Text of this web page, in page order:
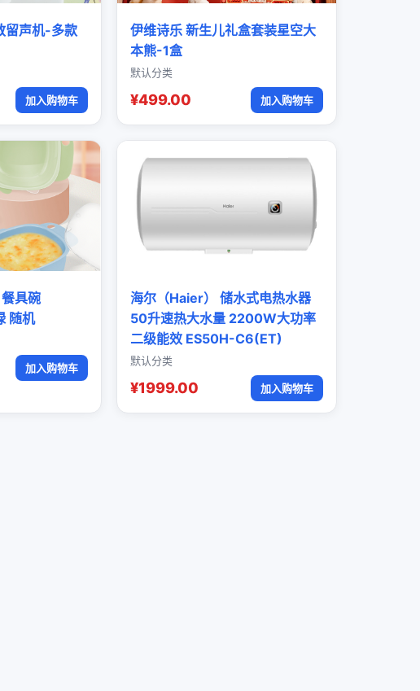
留声机-多款
加入购物车
伊维诗乐 新生儿礼盒套装星空大
本熊-1盒
默认分类
¥499.00 加入购物车
具碗
随机
加入购物车
海尔（Haier） 储水式电热水器
50升速热大水量 2200W大功率
二级能效 ES50H-C6(ET)
默认分类
¥1999.00 加入购物车